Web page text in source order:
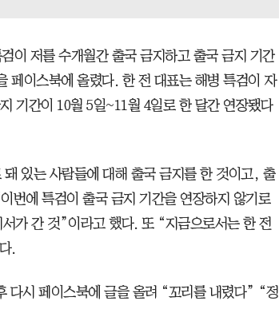
이 저를 수개월간 출국 금지하고 출국 금지 기간
페이스북에 올렸다. 한 전 대표는 해병 특검이 자
기간이 10월 5일~11월 4일로 한 달간 연장됐다
있는 사람들에 대해 출국 금지를 한 것이고, 출
번에 특검이 출국 금지 기간을 연장하지 않기로
가 간 것”이라고 했다. 또 “지금으로서는 한 전
.
다시 페이스북에 글을 올려 “꼬리를 내렸다” “정